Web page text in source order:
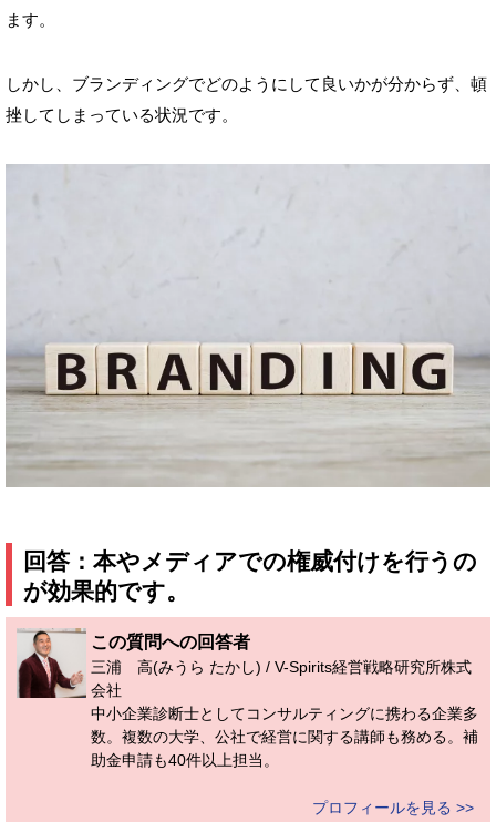
ます。
しかし、ブランディングでどのようにして良いかが分からず、頓
挫してしまっている状況です。
回答：本やメディアでの権威付けを行うの
が効果的です。
この質問への回答者
三浦 高(みうら たかし) / V-Spirits経営戦略研究所株式
会社
中小企業診断士としてコンサルティングに携わる企業多
数。複数の大学、公社で経営に関する講師も務める。補
助金申請も40件以上担当。
プロフィールを見る >>